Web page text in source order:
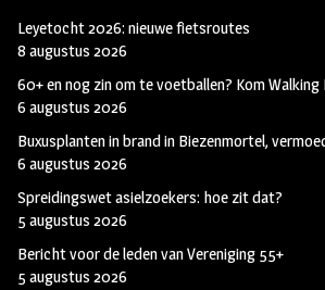
Leyetocht 2026: nieuwe fietsroutes
8 augustus 2026
60+ en nog zin om te voetballen? Kom
6 augustus 2026
Buxusplanten in brand in Biezenmortel,
6 augustus 2026
Spreidingswet asielzoekers: hoe zit dat?
5 augustus 2026
Bericht voor de leden van Vereniging 55+
5 augustus 2026